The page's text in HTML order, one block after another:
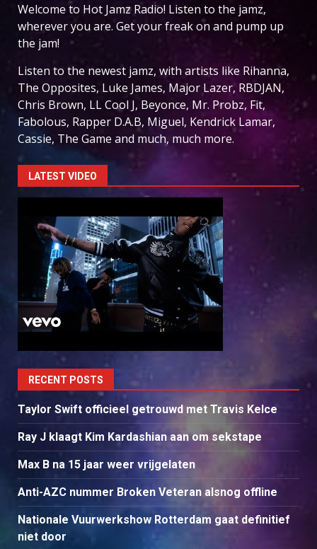
Welcome to Hot Jamz Radio! Listen to the jamz,
wherever you are. Get your freak on and pump up
the jam!
Listen to the newest jamz, with artists like Rihanna,
The Opposites, Luke James, Major Lazer, RBDJAN,
Chris Brown, LL Cool J, Beyonce, Mr. Probz, Fit,
Fabolous, Rapper D.A.B, Miguel, Kendrick Lamar,
Cassie, The Game and much, much more.
LATEST VIDEO
RECENT POSTS
Taylor Swift officieel getrouwd met Travis Kelce
Ray J klaagt Kim Kardashian aan om sekstape
Max B na 15 jaar weer vrijgelaten
Anti-AZC nummer Broken Veteran alsnog offline
Nationale Vuurwerkshow Rotterdam gaat definitief
niet door